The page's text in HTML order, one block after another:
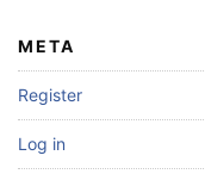
META
Register
Log in